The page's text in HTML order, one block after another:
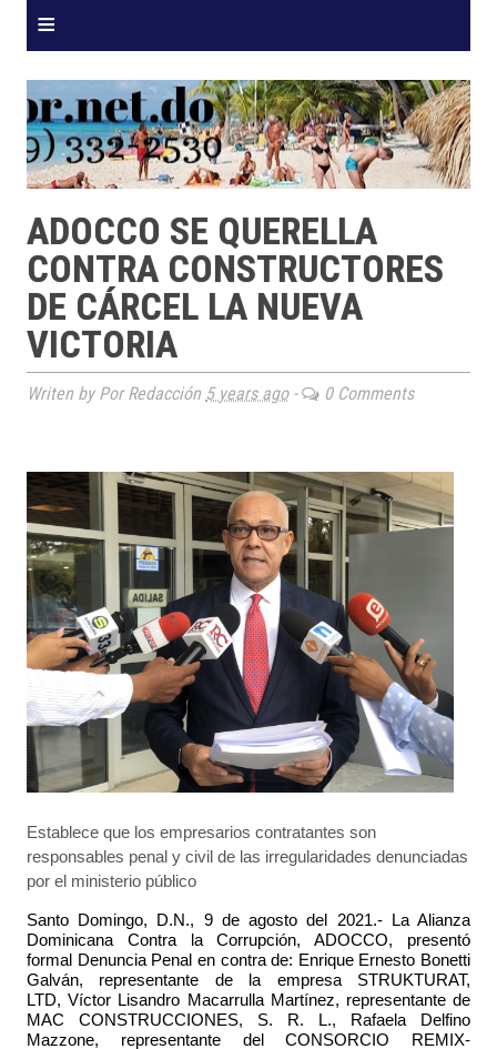
≡
ADOCCO SE QUERELLA
CONTRA CONSTRUCTORES
DE CÁRCEL LA NUEVA
VICTORIA
Writen by Por Redacción 5 years ago- 0 Comments
Establece que los empresarios contratantes son
responsables penal y civil de las irregularidades denunciadas
por el ministerio público
Santo Domingo, D.N., 9 de agosto del 2021.-La Alianza
Dominicana Contra la Corrupción, ADOCCO, presentó
formal Denuncia Penal en contra de: Enrique Ernesto Bonetti
Galván, representante de la empresa STRUKTURAT,
LTD,Víctor Lisandro Macarrulla Martínez, representante de
MAC CONSTRUCCIONES, S. R. L.,
Rafaela Delfino
Mazzone, representante del CONSORCIO REMIX-